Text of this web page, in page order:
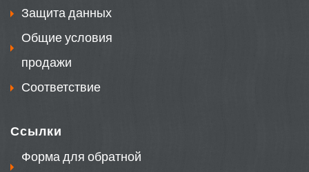
Защита данных
Общие условия
продажи
Соответствие
Ссылки
Форма для обратной